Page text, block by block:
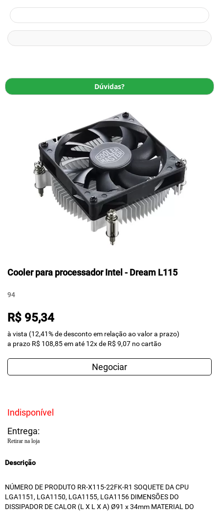
Dúvidas?
Cooler para processador Intel - Dream L115
94
R$ 95,34
à vista (12,41% de desconto em relação ao valor a prazo)
a prazo R$ 108,85 em até 12x de R$ 9,07 no cartão
Negociar
Indisponível
Entrega:
Retirar na loja
Descrição
NÚMERO DE PRODUTO RR-X115-22FK-R1 SOQUETE DA CPU
LGA1151, LGA1150, LGA1155, LGA1156 DIMENSÕES DO
DISSIPADOR DE CALOR (L X L X A) Ø91 x 34mm MATERIAL DO